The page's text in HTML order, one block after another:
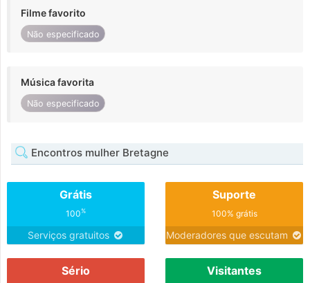
Filme favorito
Não especificado
Música favorita
Não especificado
Encontros mulher Bretagne
Grátis
100%
Serviços gratuitos
Suporte
100% grátis
Moderadores que escutam
Sério Visitantes